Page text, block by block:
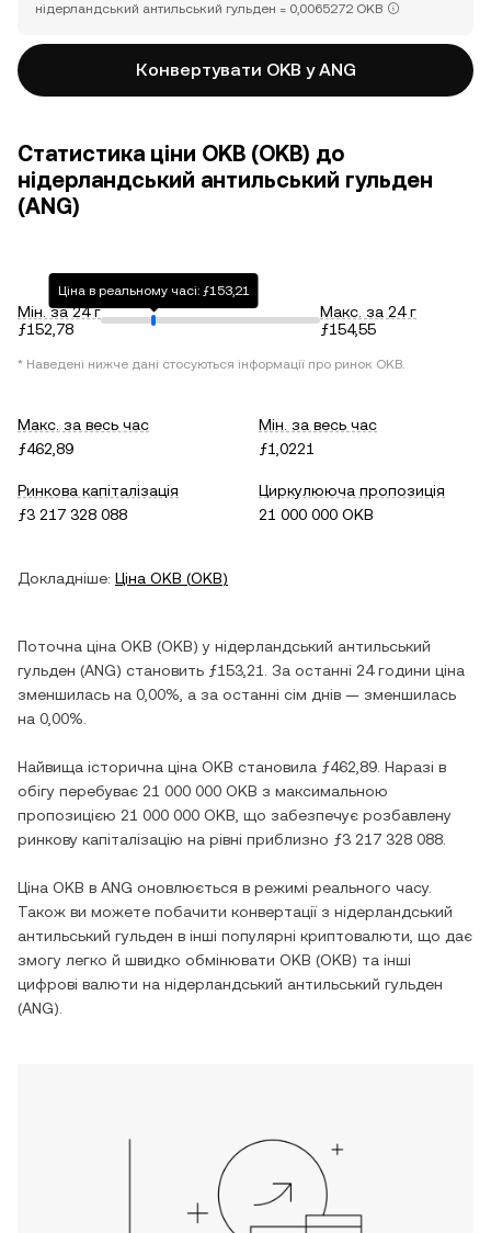
нідерландський антильський гульден = 0,0065272 OKB
Конвертувати OKB у ANG
Статистика ціни OKB (OKB) до
нідерландський антильський гульден
(ANG)
Мін. за 24 г
ƒ152,78
Ціна в реальному часі: ƒ153,21
Макс. за 24 г
ƒ154,55
* Наведені нижче дані стосуються інформації про ринок OKB.
Макс. за весь час
ƒ462,89
Мін. за весь час
ƒ1,0221
Ринкова капіталізація
ƒ3 217 328 088
Циркулююча пропозиція
21 000 000 OKB
Докладніше: Ціна OKB (OKB)
Поточна ціна OKB (OKB) у нідерландський антильський
гульден (ANG) становить ƒ153,21
. За останні 24 години ціна
зменшилась на 0,00% , а за останні сім днів — зменшилась
на 0,00%
Найвища історична ціна OKB становила ƒ462,89 . Наразі в
обігу перебуває 21 000 000 OKB з максимальною
пропозицією 21 000 000 OKB , що забезпечує розбавлену
ринкову капіталізацію на рівні приблизно ƒ3 217 328 088
Ціна OKB в ANG оновлюється в режимі реального часу.
Також ви можете побачити конвертації з нідерландський
антильський гульден в інші популярні криптовалюти, що дає
змогу легко й швидко обмінювати OKB (OKB) та інші
цифрові валюти на нідерландський антильський гульден
(ANG).